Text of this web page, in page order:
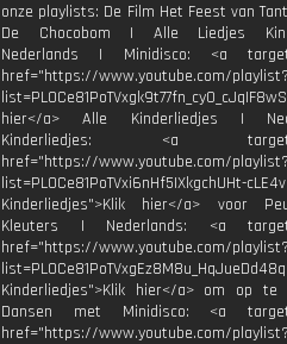
onze playlists: De Film Het Feest van
De Chocobom | Alle Liedjes
Nederlands | Minidisco: <a
href="https://www.youtube.com/
hier</a> Alle Kinderliedjes |
Kinderliedjes: <a
href="https://www.youtube.com/
list=PL0Ce81PoTVxi6nHf5IXkgchUHt-
Kinderliedjes">Klik hier</a> voor
Kleuters | Nederlands: <a
href="https://www.youtube.com/
Kinderliedjes">Klik hier</a> om op te
Dansen met Minidisco: <a
href="https://www.youtube.com/